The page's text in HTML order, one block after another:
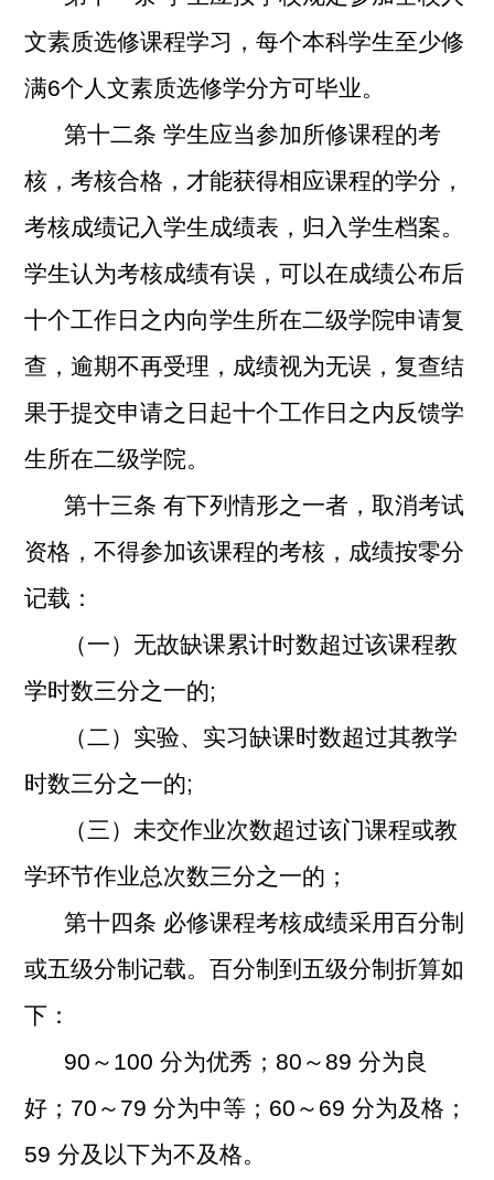
文素质选修课程学习，每个本科学生至少修
满6个人文素质选修学分方可毕业。
第十二条 学生应当参加所修课程的考
核，考核合格，才能获得相应课程的学分，
考核成绩记入学生成绩表，归入学生档案。
学生认为考核成绩有误，可以在成绩公布后
十个工作日之内向学生所在二级学院申请复
查，逾期不再受理，成绩视为无误，复查结
果于提交申请之日起十个工作日之内反馈学
生所在二级学院。
第十三条 有下列情形之一者，取消考试
资格，不得参加该课程的考核，成绩按零分
记载：
（一）无故缺课累计时数超过该课程教
学时数三分之一的;
（二）实验、实习缺课时数超过其教学
时数三分之一的;
（三）未交作业次数超过该门课程或教
学环节作业总次数三分之一的；
第十四条 必修课程考核成绩采用百分制
或五级分制记载。百分制到五级分制折算如
下：
90 ～100 分为优秀；80～89 分为良
好；70～79 分为中等；60～69 分为及格；
59 分及以下为不及格。